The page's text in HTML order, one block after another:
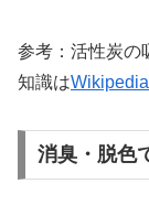
参考：活性炭の
知識は
消臭・脱色